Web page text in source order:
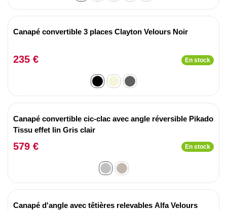
Canapé convertible 3 places Clayton Velours Noir
235 € En stock
Canapé convertible cic-clac avec angle réversible Pikado
Tissu effet lin Gris clair
579 € En stock
Canapé d'angle avec têtières relevables Alfa Velours